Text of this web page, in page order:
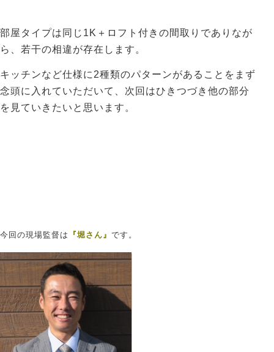
部屋タイプは同じ1K＋ロフト付きの間取りでありなが
ら、若干の相違が存在します。
キッチンなど仕様に2種類のパターンがあることをまず
念頭に入れていただいて、次回はひきつづき他の部分
を見ていきたいと思います。
今回の現場監督は 『堀さん』 です。